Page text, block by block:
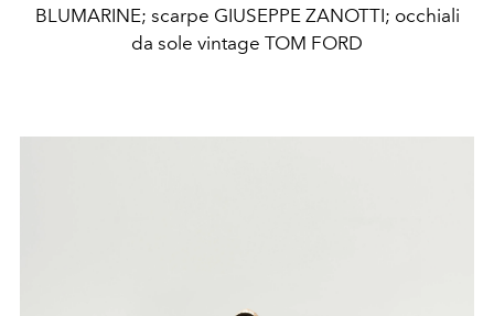
BLUMARINE; scarpe GIUSEPPE ZANOTTI; occhiali
da sole vintage TOM FORD